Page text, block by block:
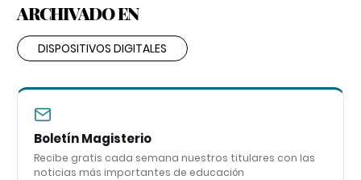
ARCHIVADO EN
DISPOSITIVOS DIGITALES
Boletín Magisterio
Recibe gratis cada semana nuestros titulares con las
noticias más importantes de educación